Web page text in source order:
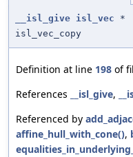
__isl_give isl_vec *
isl_vec_copy
Definition at line 198 of
References
__isl_give,
Referenced by
affine_hull_with_cone(),